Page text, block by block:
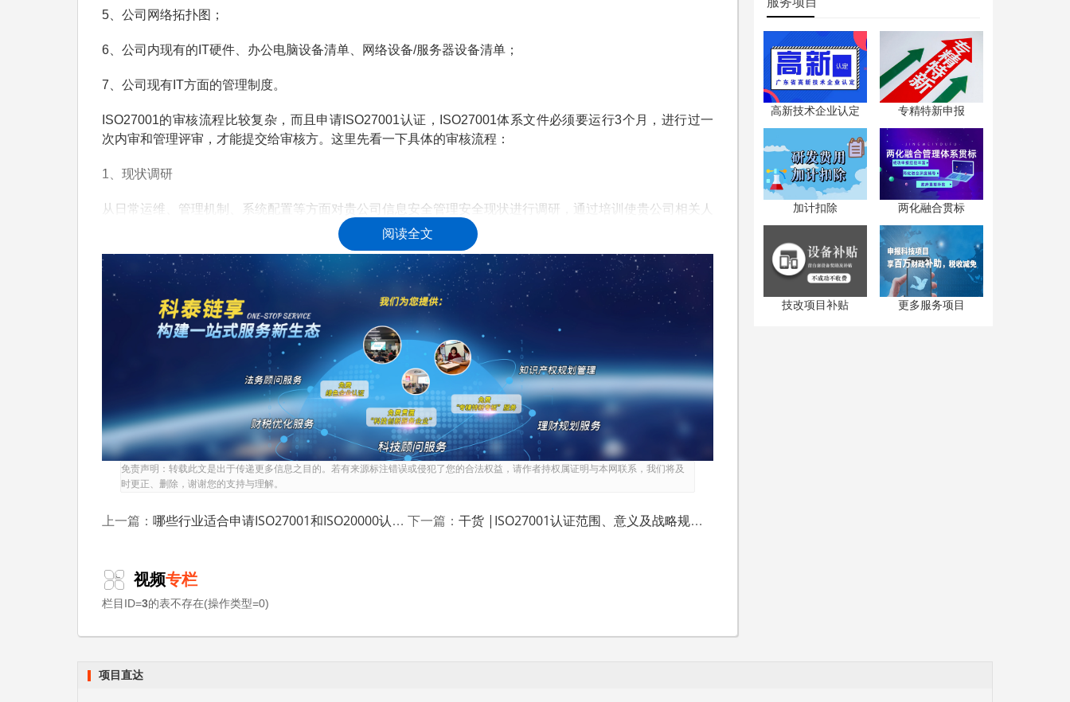
5、公司网络拓扑图；
6、公司内现有的IT硬件、办公电脑设备清单、网络设备/服务器设备清单；
7、公司现有IT方面的管理制度。
ISO27001的审核流程比较复杂，而且申请ISO27001认证，ISO27001体系文件必须要运行3个月，进行过一
次内审和管理评审，才能提交给审核方。这里先看一下具体的审核流程：
1、现状调研
从日常运维、管理机制、系统配置等方面对贵公司信息安全管理安全现状进行调研，通过培训使贵公司相关人
员全面了解信息安全管理的基本知识。包括：
（1）项目启动：前期沟通，实施计划，项目小组，资源支持，启动会议。
（2）前期培训：信息安全管理基础，风险评估方法。
（3）现状评估：初步了解信息安全现状，分析与ISO27001标准要求的差距。
（4）业务分析：访谈调查，核心与支持业务，业务对资源的需求，业务影响分析。
2、风险评估
对贵公司信息资产进行资产价值、威胁因素、脆弱性分析，从而评估贵公司信息安全风险，选择适当的措施、
方法实现管理风险的目的。
3、管理策划
根据贵公司对信息安全风险的策略，制定相应信息安全整体规划、管理规划、技术规划等，形成完整的信息安
（1）文件编写：编写ISMS各级管理文件，进行Review及修订，管理层讨论确认。
阅读全文
免责声明：转载此文是出于传递更多信息之目的。若有来源标注错误或侵犯了您的合法权益，请作者持权属证明与本网联系，我们将及
时更正、删除，谢谢您的支持与理解。
上一篇： 哪些行业适合申请ISO27001和ISO20000认证？（工艺技术、信息技术） 下一篇： 干货 |ISO27001认证范围、意义及战略规划用途
视频专栏
栏目ID=3的表不存在(操作类型=0)
高新技术企业认定 专精特新申报
加计扣除 两化融合贯标
技改项目补贴 更多服务项目
项目直达